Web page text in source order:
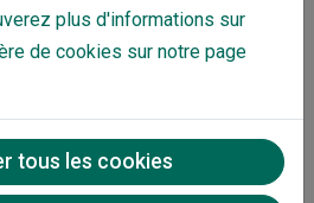
plus d'informations sur
de cookies sur notre page
tous les cookies